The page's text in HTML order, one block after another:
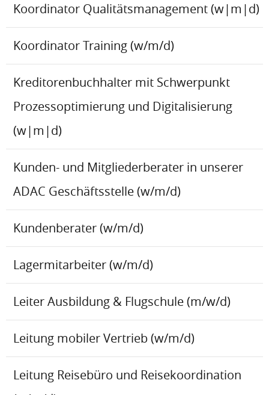
Koordinator Qualitätsmanagement (w|m|d)
Koordinator Training (w/m/d)
Kreditorenbuchhalter mit Schwerpunkt
Prozessoptimierung und Digitalisierung
(w|m|d)
Kunden- und Mitgliederberater in unserer
ADAC Geschäftsstelle (w/m/d)
Kundenberater (w/m/d)
Lagermitarbeiter (w/m/d)
Leiter Ausbildung & Flugschule (m/w/d)
Leitung mobiler Vertrieb (w/m/d)
Leitung Reisebüro und Reisekoordination